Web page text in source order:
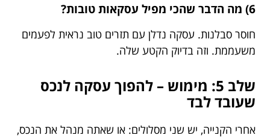
6) מה הדבר שהכי מפיל עסקאות טובות?
חוסר סבלנות. עסקה נדלן עם תזרים טוב נראית לפעמים
משעממת. וזה בדיוק הקטע שלה.
שלב 5: מימוש – להפוך עסקה לנכס
שעובד לבד
אחרי הקנייה, יש שני מסלולים: או שאתה מנהל את הנכס,